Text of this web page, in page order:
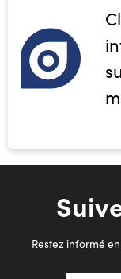
Restez informé